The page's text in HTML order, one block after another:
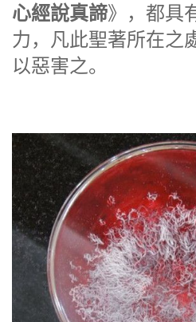
心經說真諦》，都具
力，凡此聖著所在之
以惡害之。